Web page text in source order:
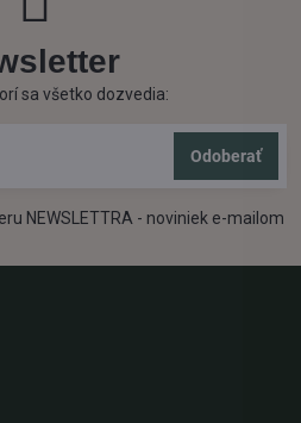
sa všetko dozvedia:
Odoberať
NEWSLETTRA - noviniek e-mailom